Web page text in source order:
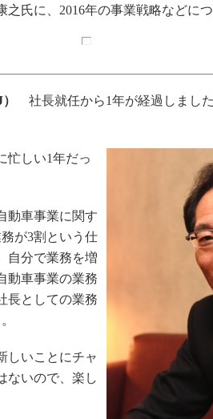
発IoT通信
IHSアナリスト「未来展望」
めの新行動論
氏に、2016年の事業戦略などにつ
社長就任から1年が経過しまし
しい1年だっ
動車事業に関す
が3割という仕
自分で業務を増
動車事業の業務
長としての業務
しいことにチャ
ないので、楽し